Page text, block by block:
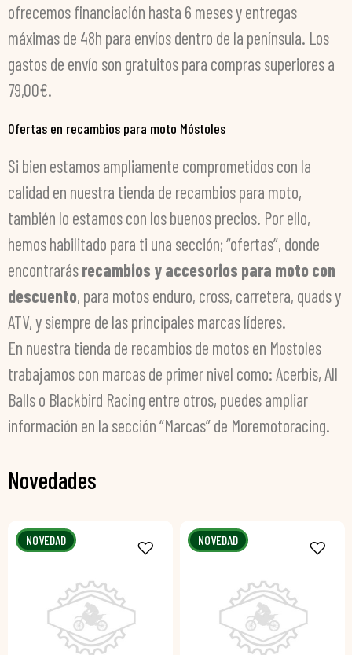
ofrecemos financiación hasta 6 meses y entregas
máximas de 48h para envíos dentro de la península. Los
gastos de envío son gratuitos para compras superiores a
79,00€.
Ofertas en recambios para moto Móstoles
Si bien estamos ampliamente comprometidos con la
calidad en nuestra tienda de recambios para moto,
también lo estamos con los buenos precios. Por ello,
hemos habilitado para ti una sección; “ofertas”, donde
encontrarásrecambios y accesorios para moto con
descuento, para motos enduro, cross, carretera, quads y
ATV, y siempre de las principales marcas líderes.
En nuestra tienda de recambios de motos en Mostoles
trabajamos con marcas de primer nivel como: Acerbis, All
Balls o Blackbird Racing entre otros, puedes ampliar
información en la sección “Marcas” de Moremotoracing.
Novedades
NOVEDAD NOVEDAD